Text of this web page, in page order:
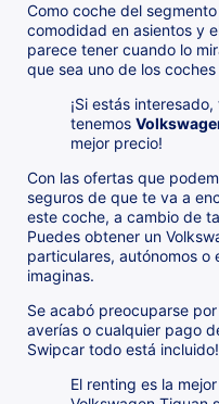
Como coche del
comodidad en asientos y
parece tener cuando lo
que sea uno de los
¡Si estás
tenemos
mejor precio!
Con las ofertas que
seguros de que te va a
este coche, a cambio de
Puedes obtener un
particulares, autónomos o
imaginas.
Se acabó preocuparse
averías o cualquier pago
Swipcar todo está incluido!
El renting es la